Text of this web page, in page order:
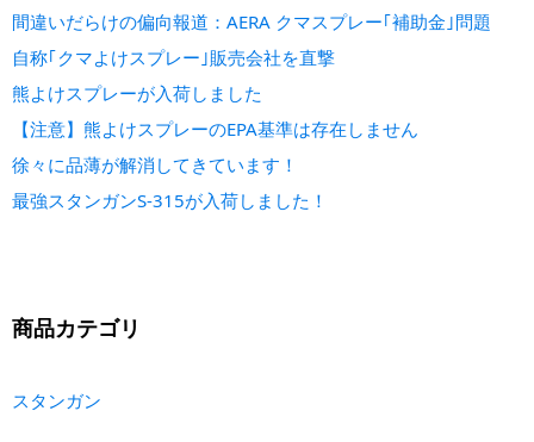
間違いだらけの偏向報道：AERA クマスプレー｢補助金｣問題
自称｢クマよけスプレー｣販売会社を直撃
熊よけスプレーが入荷しました
【注意】熊よけスプレーのEPA基準は存在しません
徐々に品薄が解消してきています！
最強スタンガンS-315が入荷しました！
商品カテゴリ
スタンガン